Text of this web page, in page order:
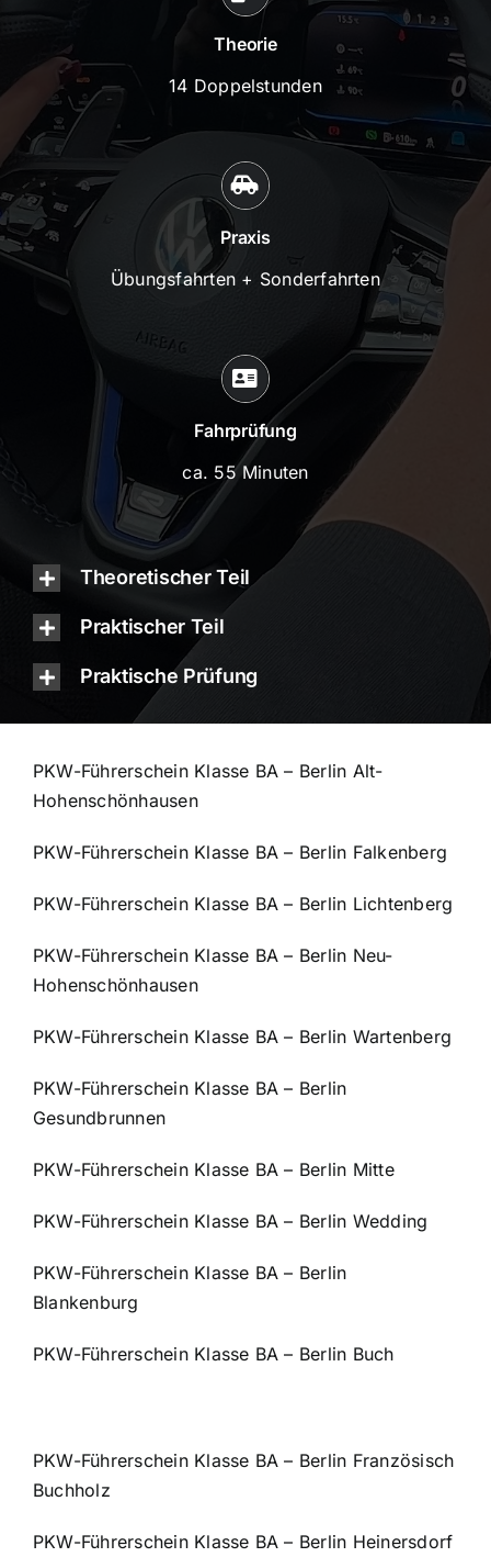
Theorie
14 Doppelstunden
Praxis
Übungsfahrten + Sonderfahrten
Fahrprüfung
ca. 55 Minuten
Theoretischer Teil
Praktischer Teil
Praktische Prüfung
PKW-Führerschein Klasse BA – Berlin Alt-
Hohenschönhausen
PKW-Führerschein Klasse BA – Berlin Falkenberg
PKW-Führerschein Klasse BA – Berlin Lichtenberg
PKW-Führerschein Klasse BA – Berlin Neu-
Hohenschönhausen
PKW-Führerschein Klasse BA – Berlin Wartenberg
PKW-Führerschein Klasse BA – Berlin
Gesundbrunnen
PKW-Führerschein Klasse BA – Berlin Mitte
PKW-Führerschein Klasse BA – Berlin Wedding
PKW-Führerschein Klasse BA – Berlin
Blankenburg
PKW-Führerschein Klasse BA – Berlin Buch
PKW-Führerschein Klasse BA – Berlin Französisch
Buchholz
PKW-Führerschein Klasse BA – Berlin Heinersdorf